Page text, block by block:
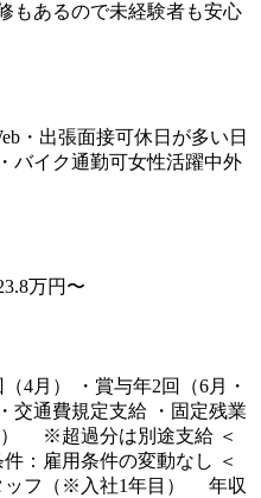
もあるので未経験者も安心
・出張面接可休日が多い 日
バイク通勤可女性活躍中外
万円〜
4月） ・賞与年2回（6月・
交通費規定支給 ・固定残業
） ※超過分は別途支給 ＜
雇用条件の変動なし ＜
フ（※入社1年目） 年収